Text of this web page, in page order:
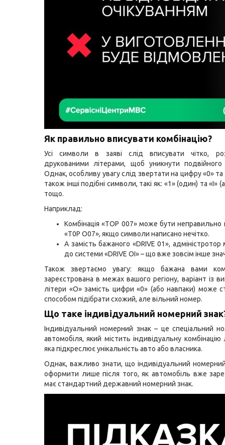
Як правильно вписувати комбінацію?
Усі символи в заяві слід вписувати чітко,
друкованими літерами, щоб уникнути подвійного
Однак, особливу увагу слід звертати на цифру «0» та
також інші подібні символи, такі як: «1» (один) та «I»
тощо.
Наприклад:
Комбінація «TOP 007» може бути неправильно
«T0P O07», якщо символи написано нечітко.
А замість бажаного «DRIVE 01»,
до системи «DRIVE OI» – що вже зовсім інше
Також звертаємо увагу: якщо бажана вами
зареєстрована в межах вашого регіону, варіант із
літери «О» замість цифри «0» (або навпаки) може
способом підібрати схожий, але вільний номер.
Що таке індивідуальний номерний
Індивідуальний номерний знак – це спеціальний
автомобіля, який містить індивідуальну комбінацію
яка підкреслює унікальність авто або власника.
Однак, важливо знати, що індивідуальний
оформити лише після того, як автомобіль вже
має стандартний державний номерний знак.